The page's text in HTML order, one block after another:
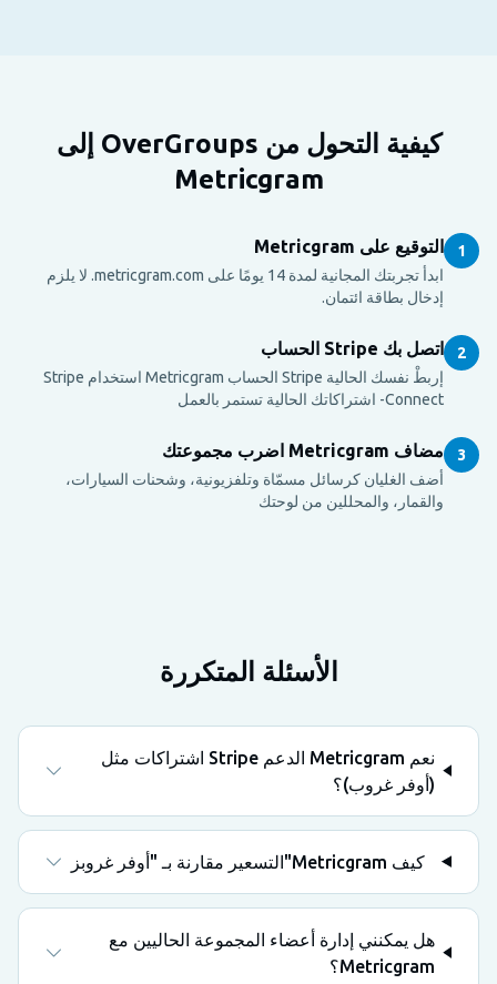
كيفية التحول من OverGroups إلى
Metricgram
1 التوقيع على Metricgram
ابدأ تجربتك المجانية لمدة 14 يومًا على metricgram.com. لا يلزم
إدخال بطاقة ائتمان.
2 اتصل بك Stripe الحساب
إربطْ نفسك الحالية Stripe الحساب Metricgram استخدام Stripe
Connect- اشتراكاتك الحالية تستمر بالعمل
3 مضاف Metricgram اضرب مجموعتك
أضف الغليان كرسائل مسمّاة وتلفزيونية، وشحنات السيارات،
والقمار، والمحللين من لوحتك
الأسئلة المتكررة
نعم Metricgram الدعم Stripe اشتراكات مثل
(أوفر غروب)؟
كيف Metricgram"التسعير مقارنة بـ "أوفر غروبز
هل يمكنني إدارة أعضاء المجموعة الحاليين مع
Metricgram؟